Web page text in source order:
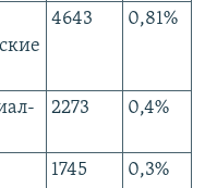
4643 0,81%
2273 0,4%
1745 0,3%